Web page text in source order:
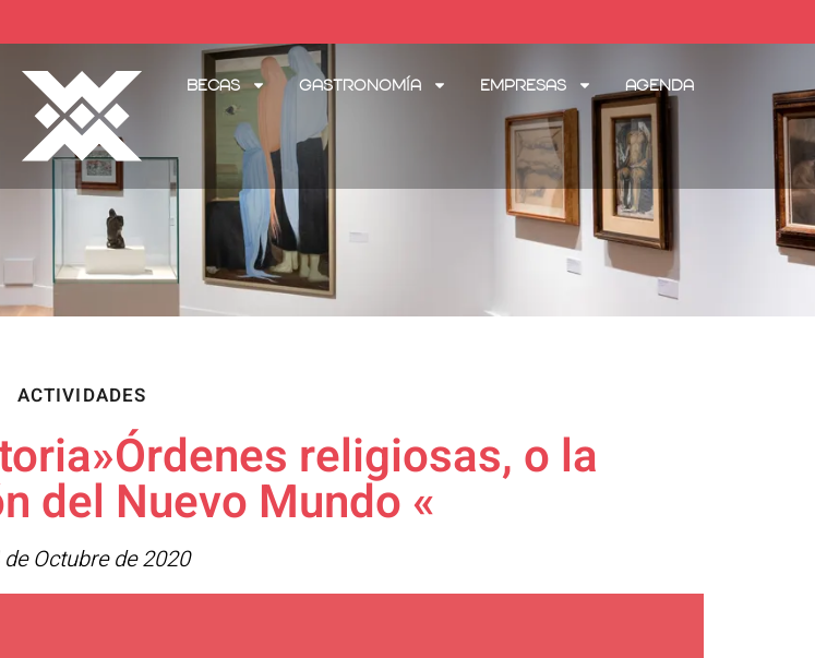
Becas Gastronomía Empresas Agenda
ACTIVIDADES
religiosas, o la
del Nuevo Mundo «
de Octubre de 2020